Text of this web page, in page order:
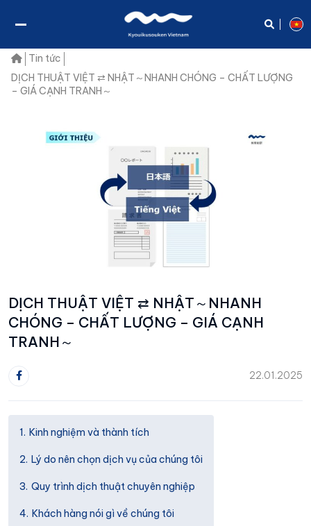
Tin tức
DỊCH THUẬT VIỆT ⇄ NHẬT～NHANH CHÓNG – CHẤT LƯỢNG
– GIÁ CẠNH TRANH～
DỊCH THUẬT VIỆT ⇄ NHẬT～NHANH
CHÓNG – CHẤT LƯỢNG – GIÁ CẠNH
TRANH～
22.01.2025
Kinh nghiệm và thành tích
Lý do nên chọn dịch vụ của chúng tôi
Quy trình dịch thuật chuyên nghiệp
Khách hàng nói gì về chúng tôi